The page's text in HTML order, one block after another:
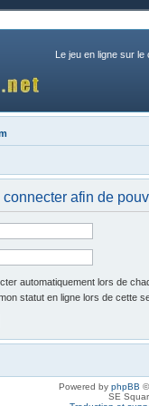
Le jeu en ligne sur le
afin de
automatiquement lors de
statut en ligne lors de cette
Powered by phpBB
SE